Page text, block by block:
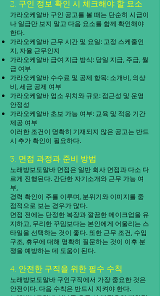
2. 구인 정보 확인 시 체크해야 할 요소
가라오케알바 구인 공고를 볼 때는 단순히 시급이
나 일급만 보지 말고 다음 요소를 함께 확인해야
한다.
가라오케알바 근무 시간 및 요일: 고정 스케줄인
지, 자율 근무인지
가라오케알바 급여 지급 방식: 당일 지급, 주급, 월
급 여부
가라오케알바 수수료 및 공제 항목: 소개비, 의상
비, 세금 공제 여부
가라오케알바 업소 위치와 규모: 접근성 및 운영
안정성
가라오케알바 초보 가능 여부: 교육 및 적응 기간
제공 여부
이러한 조건이 명확히 기재되지 않은 공고는 반드
시 추가 확인이 필요하다.
3. 면접 과정과 준비 방법
노래방보도알바 면접은 일반 회사 면접과 다소 다
르게 진행된다. 간단한 자기소개와 근무 가능 여
부,
경력 확인이 주를 이루며, 분위기와 이미지를 중
점적으로 보는 경우가 많다.
면접 전에는 단정한 복장과 깔끔한 메이크업을 유
지하고, 무리한 꾸밈보다는 본인에게 어울리는 스
타일을 선택하는 것이 좋다. 또한 근무 조건, 수입
구조, 휴무에 대해 명확히 질문하는 것이 이후 분
쟁을 예방하는 데 도움이 된다.
4. 안전한 구직을 위한 필수 수칙
노래방보도알바 구인구직에서 가장 중요한 것은
안전이다. 다음 수칙은 반드시 지켜야 한다.